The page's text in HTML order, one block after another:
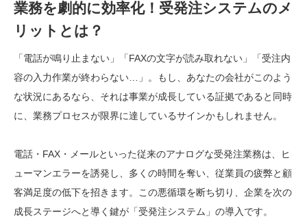
業務を劇的に効率化！受発注システムのメ
リットとは？
「電話が鳴り止まない」「FAXの文字が読み取れない」「受注内
容の入力作業が終わらない…」。もし、あなたの会社がこのよう
な状況にあるなら、それは事業が成長している証拠であると同時
に、業務プロセスが限界に達しているサインかもしれません。
電話・FAX・メールといった従来のアナログな受発注業務は、ヒ
ューマンエラーを誘発し、多くの時間を奪い、従業員の疲弊と顧
客満足度の低下を招きます。この悪循環を断ち切り、企業を次の
成長ステージへと導く鍵が「受発注システム」の導入です。